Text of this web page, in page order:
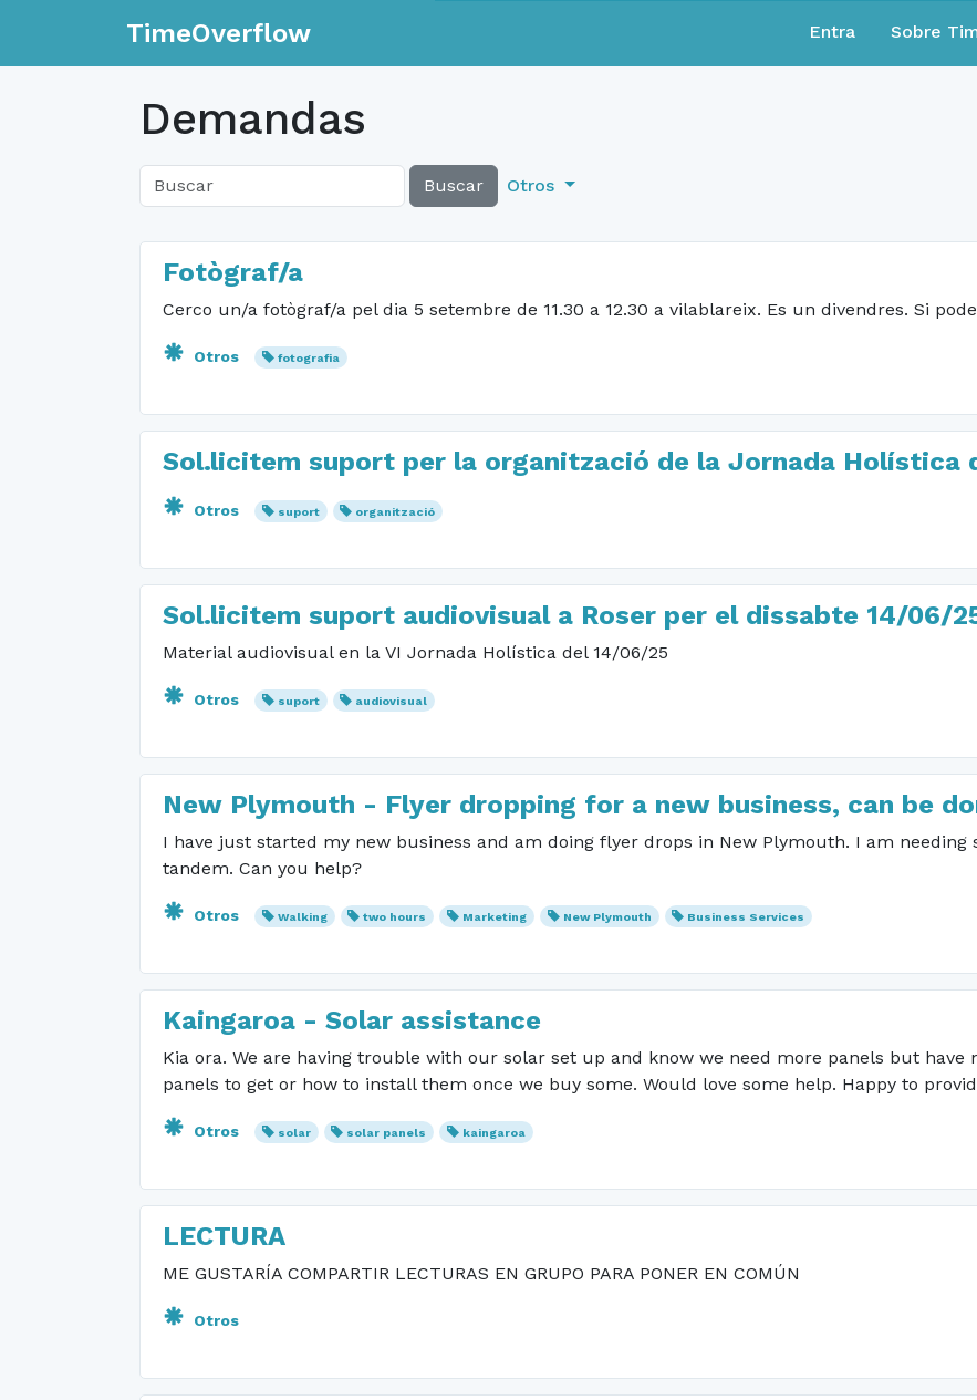
TimeOverflow Entra Sobre
Demandas
Buscar Otros
Fotògraf/a
Cerco un/a fotògraf/a pel dia 5 setembre de 11.30 a 12.30 a vilablareix. Es un divendres. Si
Otros fotografia
Sol.licitem suport per la organització de la Jornada Holística
Otros suport organització
Sol.licitem suport audiovisual a Roser per el dissabte 14/06/
Material audiovisual en la VI Jornada Holística del 14/06/25
Otros suport audiovisual
New Plymouth - Flyer dropping for a new business, can be
I have just started my new business and am doing flyer drops in New Plymouth. I am needing
tandem. Can you help?
Otros Walking two hours Marketing New Plymouth Business Services
Kaingaroa - Solar assistance
Kia ora. We are having trouble with our solar set up and know we need more panels but
panels to get or how to install them once we buy some. Would love some help. Happy to
Otros solar solar panels kaingaroa
LECTURA
ME GUSTARÍA COMPARTIR LECTURAS EN GRUPO PARA PONER EN COMÚN
Otros